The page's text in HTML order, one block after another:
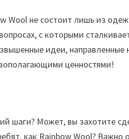
Wool не состоит лишь из
с которыми
идеи, направленные
ценностями!
шаги? Может, вы захотите
как Rainbow Wool?